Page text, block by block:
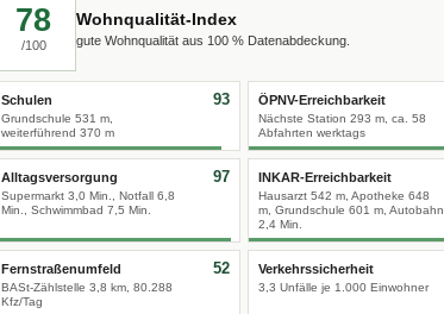
78
/100
Wohnqualität-Index
gute Wohnqualität aus 100 % Datenabdeckung.
Schulen
Grundschule 531 m,
weiterführend 370 m
93 ÖPNV-Erreichbarkeit
Nächste Station 293 m, ca. 58
Abfahrten werktags
Alltagsversorgung
Supermarkt 3,0 Min., Notfall 6,8
Min., Schwimmbad 7,5 Min.
97 INKAR-Erreichbarkeit
Hausarzt 542 m, Apotheke 648
m, Grundschule 601 m, Autobahn
2,4 Min.
Fernstraßenumfeld
BASt-Zählstelle 3,8 km, 80.288
Kfz/Tag
52 Verkehrssicherheit
3,3 Unfälle je 1.000 Einwohner